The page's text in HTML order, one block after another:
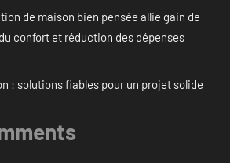
de maison bien pensée allie gain de
confort et réduction des dépenses
: solutions fiables pour un projet solide